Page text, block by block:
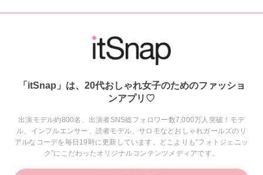
「itSnap」は、20代おしゃれ女子のためのファッショ
ンアプリ♡
出演モデル約800名、出演者SNS総フォロワー数7,000万人突破！モデ
ル、インフルエンサー、読者モデル、サロモなどおしゃれガールズのリ
アルなコーデを毎日19時に更新しています。どこよりも“フォトジェニッ
ク”にこだわったオリジナルコンテンツメディアです。